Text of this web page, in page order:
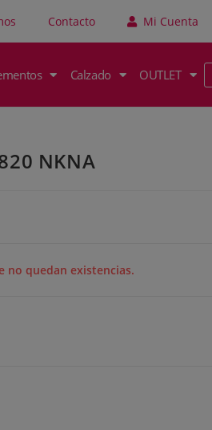
Contacto Mi Cuenta
Calzado OUTLET
NKNA
no quedan existencias.